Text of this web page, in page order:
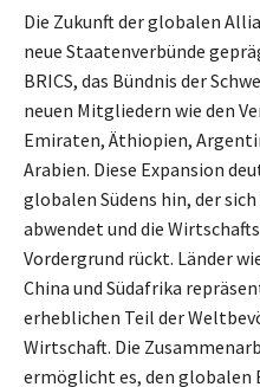
Die Zukunft der globalen
neue Staatenverbünde
BRICS, das Bündnis der
neuen Mitgliedern wie den
Emiraten, Äthiopien,
Arabien. Diese Expansion
globalen Südens hin, der
abwendet und die
Vordergrund rückt. Länder
China und Südafrika
erheblichen Teil der
Wirtschaft. Die
ermöglicht es, den globalen